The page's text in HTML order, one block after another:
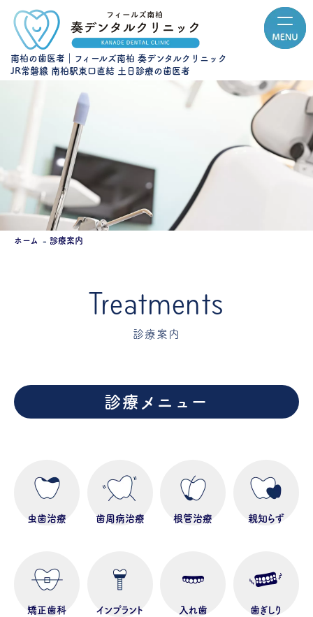
南柏の歯医者｜フィールズ南柏 奏デンタルクリニック
JR常磐線 南柏駅東口直結 土日診療の歯医者
ホーム 診療案内
診療案内
診療メニュー
虫歯治療 歯周病治療 根管治療 親知らず
矯正歯科 インプラント 入れ歯 歯ぎしり